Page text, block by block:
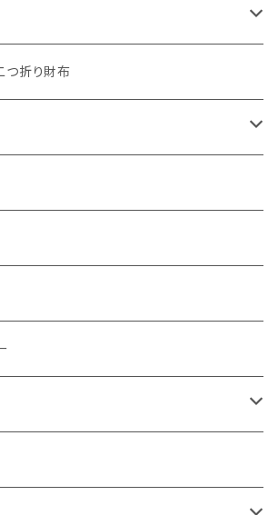
ホルダー
ス ブッテーロ
ス 国産革
ット(三つ折り式)
レット(三つ折り式)
ト
ット (インポート革版)
込みアートウォレット
ウォレット
ィーウォレット
つ折り財布